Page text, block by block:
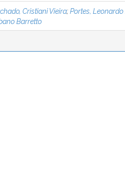
Cristiani Vieira;Portes,
Barretto